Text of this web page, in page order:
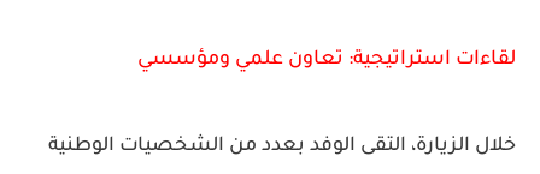
لقاءات استراتيجية: تعاون علمي ومؤسسي
خلال الزيارة، التقى الوفد بعدد من الشخصيات الوطنية